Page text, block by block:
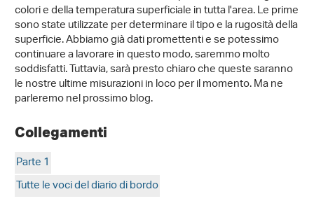
colori e della temperatura superficiale in tutta l'area. Le prime
sono state utilizzate per determinare il tipo e la rugosità della
superficie. Abbiamo già dati promettenti e se potessimo
continuare a lavorare in questo modo, saremmo molto
soddisfatti. Tuttavia, sarà presto chiaro che queste saranno
le nostre ultime misurazioni in loco per il momento. Ma ne
parleremo nel prossimo blog.
Collegamenti
Parte 1
Tutte le voci del diario di bordo